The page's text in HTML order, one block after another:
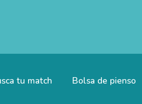
tu match Bolsa de pienso